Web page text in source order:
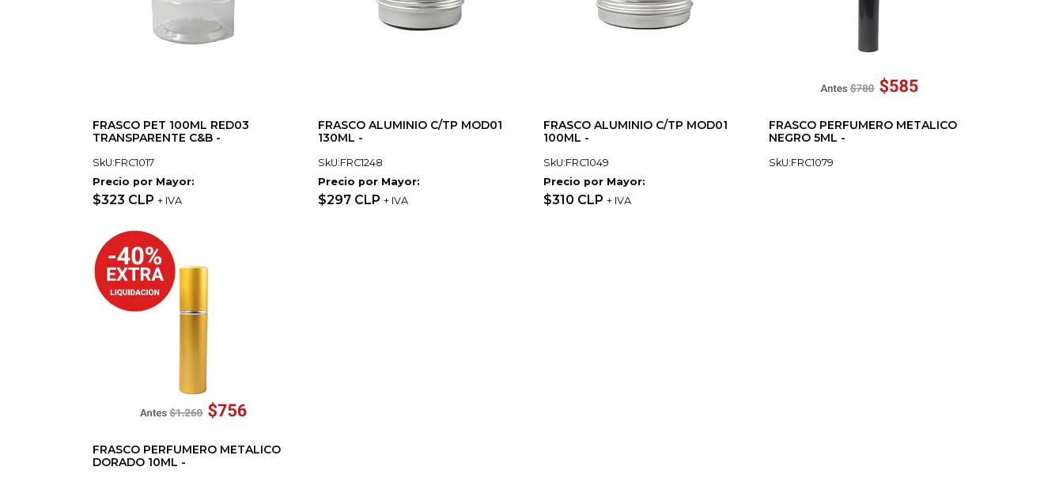
FRASCO PET 100ML RED03
TRANSPARENTE C&B -
SkU:FRC1017
Precio por Mayor:
$323 CLP + IVA
FRASCO ALUMINIO C/TP MOD01
130ML -
SkU:FRC1248
Precio por Mayor:
$297 CLP + IVA
FRASCO ALUMINIO C/TP MOD01
100ML -
SkU:FRC1049
Precio por Mayor:
$310 CLP + IVA
FRASCO PERFUMERO METALICO
NEGRO 5ML -
SkU:FRC1079
FRASCO PERFUMERO METALICO
DORADO 10ML -